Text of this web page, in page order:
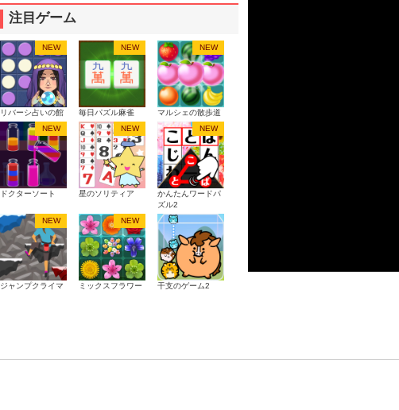
注目ゲーム
リバーシ占いの館
NEW
毎日パズル麻雀
NEW
マルシェの散歩道
NEW
ドクターソート
NEW
星のソリティア
NEW
かんたんワードパ
ズル2
NEW
ジャンプクライマ
NEW
ミックスフラワー
NEW
干支のゲーム2